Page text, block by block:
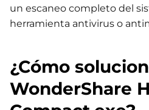
un escaneo completo del
herramienta antivirus o
¿Cómo
WonderShare